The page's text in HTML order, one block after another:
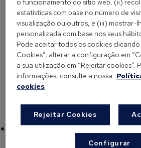
pteronyssinus e
espécies mais abundantes nas
contrário, nas regiões do interior
pouca presença de ácaros, já que
devido a uma humidade relativa
Os ácaros alimentam-se de
o funcionamento do sítio web, (ii)
estatísticas com base no número de
visualização ou outros, e (iii) mostrar-
personalizada com base nos seus
Pode aceitar todos os cookies clicando
Cookies”, alterar a configuração em
a sua utilização em “Rejeitar cookies”.
informações, consulte a nossa
cookies
Rejeitar Cookies
Configurar